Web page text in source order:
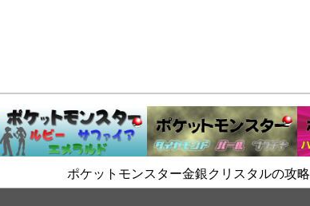
ポケットモンスター金銀クリスタルの攻略